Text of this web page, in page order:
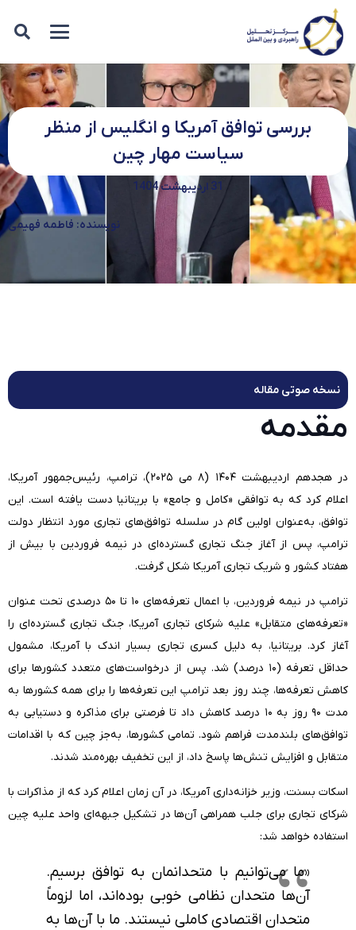
بررسی توافق آمریکا و انگلیس از منظر
سیاست مهار چین
31 اردیبهشت 1404
نویسنده: فاطمه فهیمی
نسخه صوتی مقاله
مقدمه
در هجدهم اردیبهشت ۱۴۰۴ (۸ می ۲۰۲۵)، ترامپ، رئیس‌جمهور آمریکا،
اعلام کرد که به توافقی «کامل و جامع» با بریتانیا دست یافته است. این
توافق، به‌عنوان اولین گام در سلسله توافق‌های تجاری مورد انتظار دولت
ترامپ، پس از آغاز جنگ تجاری گسترده‌ای در نیمه فروردین با بیش از
هفتاد کشور و شریک تجاری آمریکا شکل گرفت.
ترامپ در نیمه فروردین، با اعمال تعرفه‌های ۱۰ تا ۵۰ درصدی تحت عنوان
«تعرفه‌های متقابل» علیه شرکای تجاری آمریکا، جنگ تجاری گسترده‌ای را
آغاز کرد. بریتانیا، به دلیل کسری تجاری بسیار اندک با آمریکا، مشمول
حداقل تعرفه (۱۰ درصد) شد. پس از درخواست‌های متعدد کشورها برای
کاهش تعرفه‌ها، چند روز بعد ترامپ این تعرفه‌ها را برای همه کشورها به
مدت ۹۰ روز به ۱۰ درصد کاهش داد تا فرصتی برای مذاکره و دستیابی به
توافق‌های بلندمدت فراهم شود. تمامی کشورها، به‌جز چین که با اقدامات
متقابل و افزایش تنش‌ها پاسخ داد، از این تخفیف بهره‌مند شدند.
اسکات بسنت، وزیر خزانه‌داری آمریکا، در آن زمان اعلام کرد که از مذاکرات با
شرکای تجاری برای جلب همراهی آن‌ها در تشکیل جبهه‌ای واحد علیه چین
استفاده خواهد شد:
«ما می‌توانیم با متحدانمان به توافق برسیم.
آن‌ها متحدان نظامی خوبی بوده‌اند، اما لزوماً
متحدان اقتصادی کاملی نیستند. ما با آن‌ها به